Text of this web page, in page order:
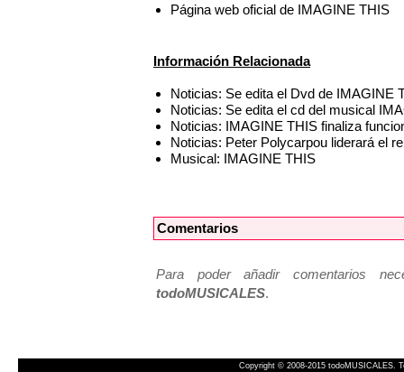
Página web oficial de IMAGINE THIS
Información Relacionada
Noticias: Se edita el Dvd de IMAGINE
Noticias: Se edita el cd del musical
Noticias: IMAGINE THIS finaliza
Noticias: Peter Polycarpou liderará el
Musical: IMAGINE THIS
Comentarios
Para poder añadir comentarios
todoMUSICALES.
Copyright © 2008-2015 todoMUSICALES.